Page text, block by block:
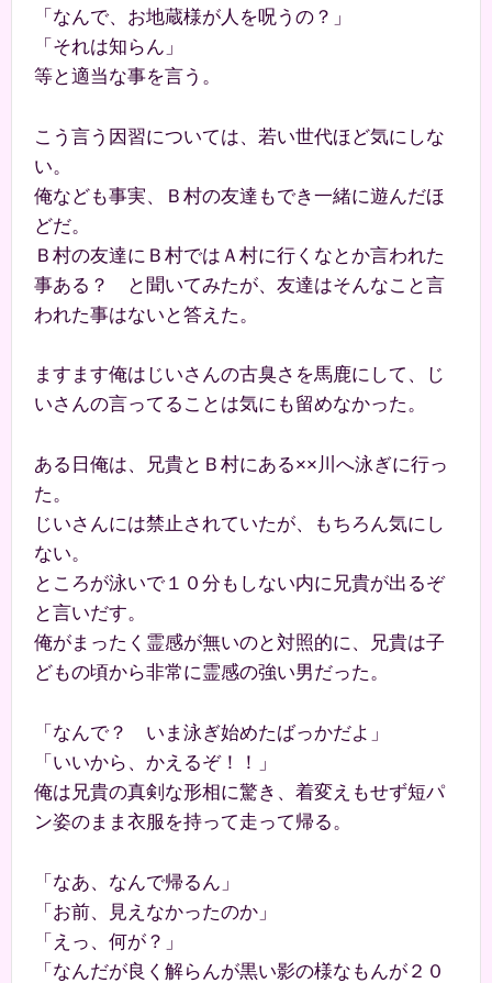
「なんで、お地蔵様が人を呪うの？」
「それは知らん」
等と適当な事を言う。
こう言う因習については、若い世代ほど気にしな
い。
俺なども事実、Ｂ村の友達もでき一緒に遊んだほ
どだ。
Ｂ村の友達にＢ村ではＡ村に行くなとか言われた
事ある？ と聞いてみたが、友達はそんなこと言
われた事はないと答えた。
ますます俺はじいさんの古臭さを馬鹿にして、じ
いさんの言ってることは気にも留めなかった。
ある日俺は、兄貴とＢ村にある××川へ泳ぎに行っ
た。
じいさんには禁止されていたが、もちろん気にし
ない。
ところが泳いで１０分もしない内に兄貴が出るぞ
と言いだす。
俺がまったく霊感が無いのと対照的に、兄貴は子
どもの頃から非常に霊感の強い男だった。
「なんで？ いま泳ぎ始めたばっかだよ」
「いいから、かえるぞ！！」
俺は兄貴の真剣な形相に驚き、着変えもせず短パ
ン姿のまま衣服を持って走って帰る。
「なあ、なんで帰るん」
「お前、見えなかったのか」
「えっ、何が？」
「なんだが良く解らんが黒い影の様なもんが２０